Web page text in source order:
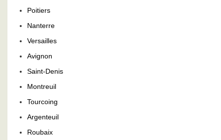
Poitiers
Nanterre
Versailles
Avignon
Saint-Denis
Montreuil
Tourcoing
Argenteuil
Roubaix